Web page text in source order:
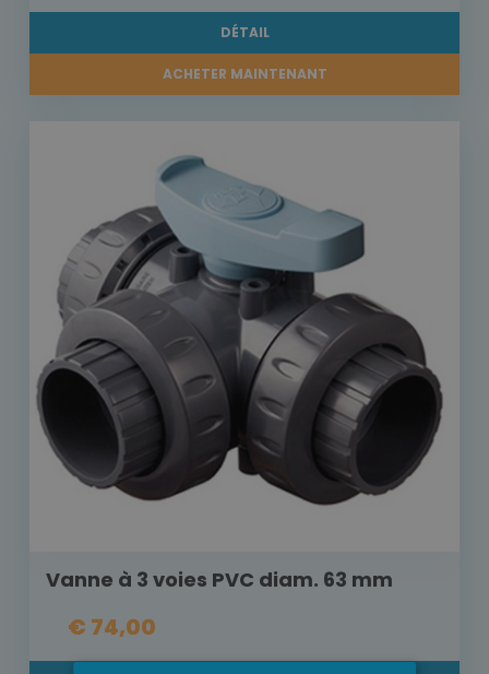
DÉTAIL
ACHETER MAINTENANT
Vanne à 3 voies PVC diam. 63 mm
€ 74,00